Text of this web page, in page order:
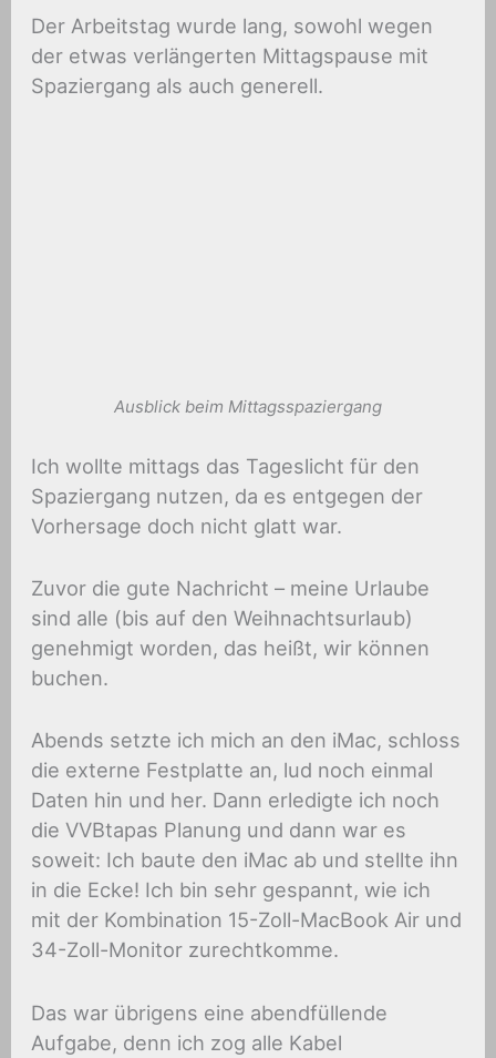
Der Arbeitstag wurde lang, sowohl wegen
der etwas verlängerten Mittagspause mit
Spaziergang als auch generell.
Ausblick beim Mittagsspaziergang
Ich wollte mittags das Tageslicht für den
Spaziergang nutzen, da es entgegen der
Vorhersage doch nicht glatt war.
Zuvor die gute Nachricht – meine Urlaube
sind alle (bis auf den Weihnachtsurlaub)
genehmigt worden, das heißt, wir können
buchen.
Abends setzte ich mich an den iMac, schloss
die externe Festplatte an, lud noch einmal
Daten hin und her. Dann erledigte ich noch
die VVBtapas Planung und dann war es
soweit: Ich baute den iMac ab und stellte ihn
in die Ecke! Ich bin sehr gespannt, wie ich
mit der Kombination 15-Zoll-MacBook Air und
34-Zoll-Monitor zurechtkomme.
Das war übrigens eine abendfüllende
Aufgabe, denn ich zog alle Kabel